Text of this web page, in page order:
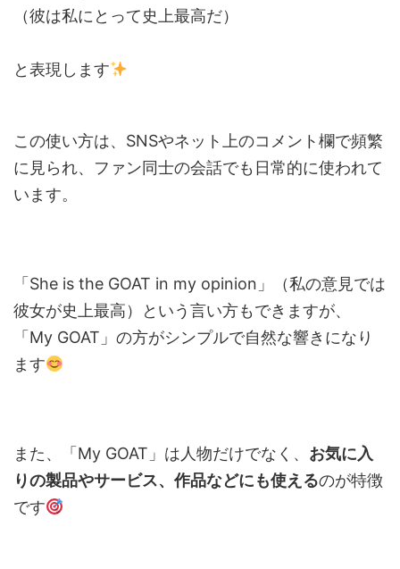
（彼は私にとって史上最高だ）
と表現します
この使い方は、SNSやネット上のコメント欄で頻繁
に見られ、ファン同士の会話でも日常的に使われて
います。
「She is the GOAT in my opinion」（私の意見では
彼女が史上最高）という言い方もできますが、
「My GOAT」の方がシンプルで自然な響きになり
ます
また、「My GOAT」は人物だけでなく、 お気に入
りの製品やサービス、作品などにも使えるのが特徴
です